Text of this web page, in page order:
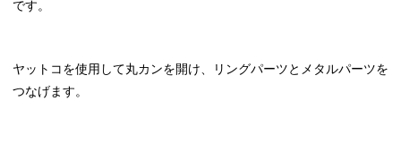
です。
ヤットコを使用して丸カンを開け、リングパーツとメタルパーツを
つなげます。